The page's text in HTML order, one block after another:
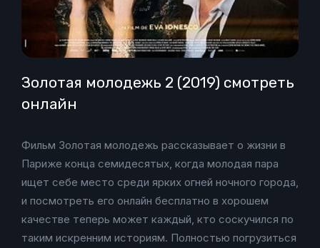
Золотая молодежь 2 (2019) смотреть
онлайн
Фильм Золотая молодежь рассказывает о жизни в
Париже конца семидесятых, когда молодая пара
ищет себе место среди ярких огней ночного города,
и посмотреть его онлайн бесплатно в хорошем
качестве теперь может каждый, кто соскучился по
таким искренним историям. Полностью погрузиться